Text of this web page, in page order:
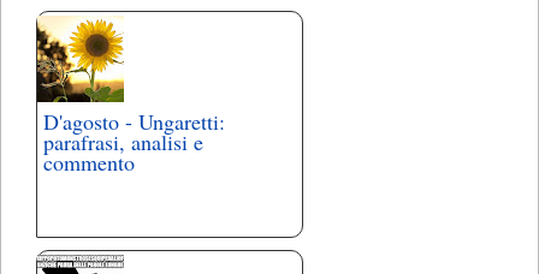
D'agosto - Ungaretti:
parafrasi, analisi e
commento